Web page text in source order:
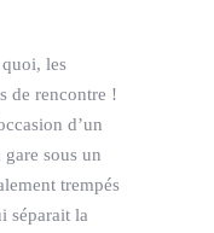
les
de rencontre !
d’un
sous un
trempés
séparait la